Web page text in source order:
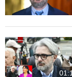
რომ, კრიტიკა
აკეთებენ“ -
არაფერს
გარდა და
არაფერი